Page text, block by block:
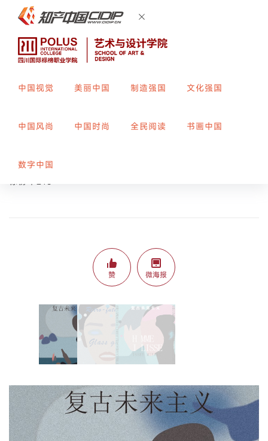
中国视觉 美丽中国 制造强国 文化强国
中国风尚 中国时尚 全民阅读 书画中国
数字中国
指导教师：
标榜平213
赞 微海报